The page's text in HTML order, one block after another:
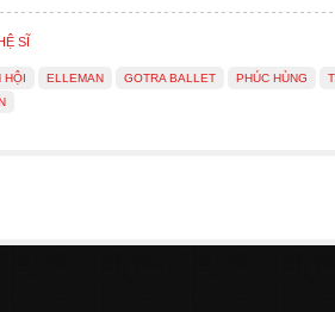
SĨ
HỘI ELLEMAN GOTRA BALLET PHÚC HÙNG